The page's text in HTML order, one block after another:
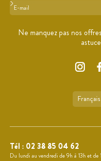
Format : adresse@email.com
Ne manquez pas nos
Tél : 02 38 85 04 62
Du lundi au vendredi de 9h à 13h et de